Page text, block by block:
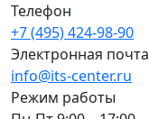
Телефон
+7 (495) 424-98-90
Электронная почта
info@its-center.ru
Режим работы